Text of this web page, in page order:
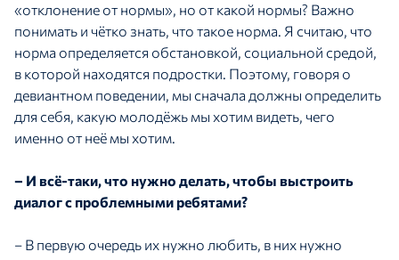
«отклонение от нормы», но от какой нормы? Важно
понимать и чётко знать, что такое норма. Я считаю, что
норма определяется обстановкой, социальной средой,
в которой находятся подростки. Поэтому, говоря о
девиантном поведении, мы сначала должны определить
для себя, какую молодёжь мы хотим видеть, чего
именно от неё мы хотим.
– И всё-таки, что нужно делать, чтобы выстроить
диалог с проблемными ребятами?
– В первую очередь их нужно любить, в них нужно